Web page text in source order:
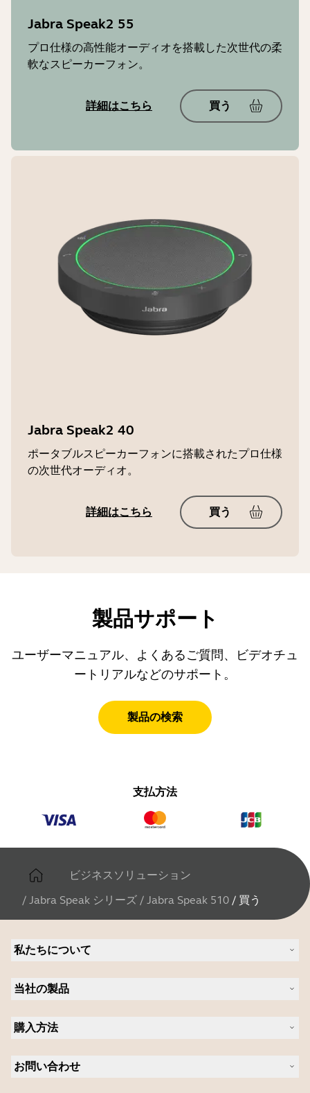
Jabra Speak2 55
プロ仕様の高性能オーディオを搭載した次世代の柔
軟なスピーカーフォン。
詳細はこちら 買う
Jabra Speak2 40
ポータブルスピーカーフォンに搭載されたプロ仕様
の次世代オーディオ。
詳細はこちら 買う
製品サポート
ユーザーマニュアル、よくあるご質問、ビデオチュ
ートリアルなどのサポート。
製品の検索
支払方法
ビジネスソリューション
/ Jabra Speak シリーズ / Jabra Speak 510 / 買う
私たちについて
キャリア
ニュースとプレスリリース
ブログを読む
ケーススタディ
当社の製品
スピーカーフォン
パーソナルカメラ
ソフトウェア
購入方法
認定代理店
お問い合わせ